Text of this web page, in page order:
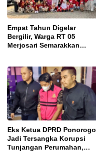
Empat Tahun Digelar
Bergilir, Warga RT 05
Merjosari Semarakkan
Eks Ketua DPRD Ponorogo
Jadi Tersangka Korupsi
Tunjangan Perumahan,